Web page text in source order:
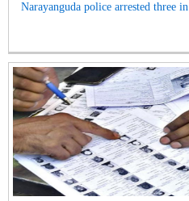
Narayanguda police arrested three